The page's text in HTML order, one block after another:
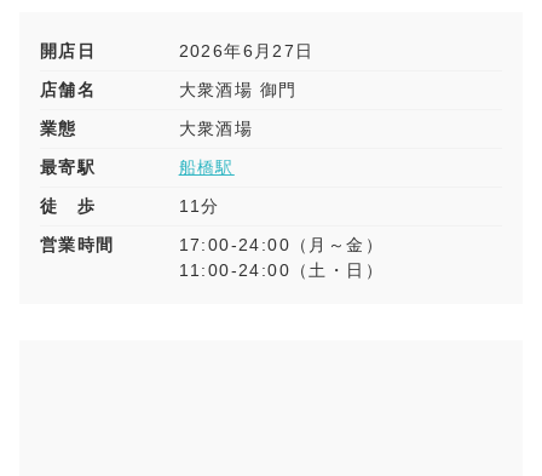
開店日
2026年6月27日
店舗名
大衆酒場 御門
業態
大衆酒場
最寄駅
船橋駅
徒 歩
11分
営業時間
17:00-24:00（月～金）
11:00-24:00（土・日）